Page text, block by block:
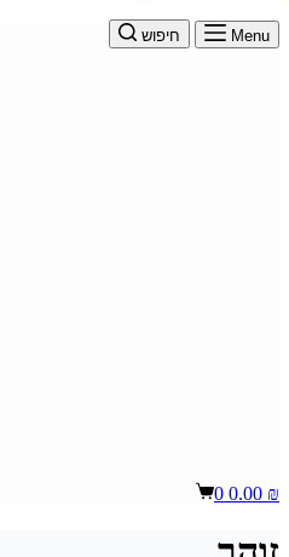
Menu חיפוש
Shopping
0.00 ₪
0